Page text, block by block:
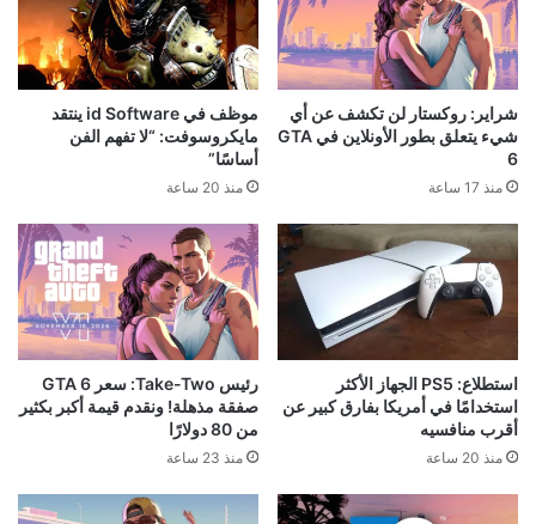
شراير: روكستار لن تكشف عن أي
شيء يتعلق بطور الأونلاين في GTA
6
منذ 17 ساعة
موظف في id Software ينتقد
مايكروسوفت: “لا تفهم الفن
أساسًا”
منذ 20 ساعة
استطلاع: PS5 الجهاز الأكثر
استخدامًا في أمريكا بفارق كبير عن
أقرب منافسيه
منذ 20 ساعة
رئيس Take-Two: سعر GTA 6
صفقة مذهلة! ونقدم قيمة أكبر بكثير
من 80 دولارًا
منذ 23 ساعة